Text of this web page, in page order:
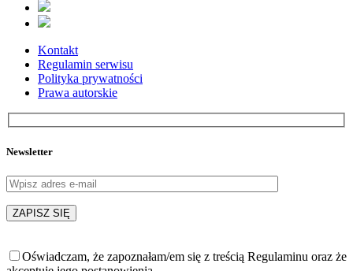
Kontakt
Regulamin serwisu
Polityka prywatności
Prawa autorskie
Newsletter
Oświadczam, że zapoznałam/em się z treścią Regulaminu oraz że